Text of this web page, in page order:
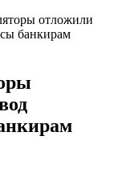
отложили
банкирам